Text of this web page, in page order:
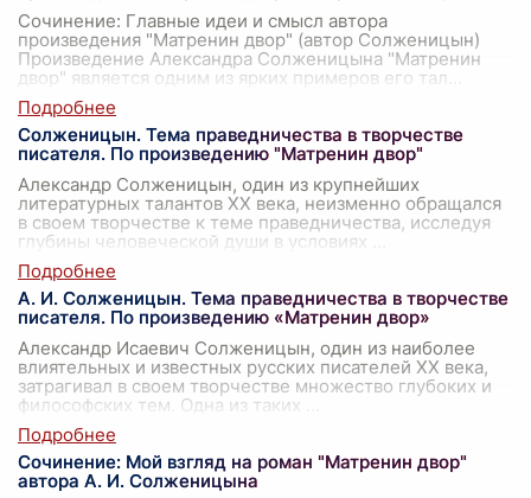
Сочинение: Главные идеи и смысл автора
произведения "Матренин двор" (автор Солженицын)
Произведение Александра Солженицына "Матренин
двор" является одним из ярких примеров его тал
Солженицын. Тема праведничества в творчестве
писателя. По произведению "Матренин двор"
Александр Солженицын, один из крупнейших
литературных талантов XX века, неизменно обращался
в своем творчестве к теме праведничества, исследуя
глубины человеческой души в условиях
А. И. Солженицын. Тема праведничества в творчестве
писателя. По произведению «Матренин двор»
Александр Исаевич Солженицын, один из наиболее
влиятельных и известных русских писателей XX века,
затрагивал в своем творчестве множество глубоких и
философских тем. Одна из таких
Сочинение: Мой взгляд на роман "Матренин двор"
автора А. И. Солженицына